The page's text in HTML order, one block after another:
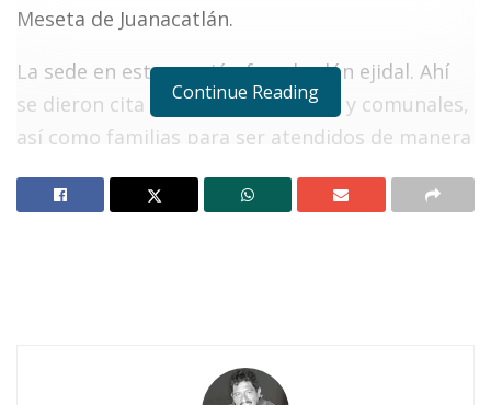
Meseta de Juanacatlán.
La sede en esta ocasión fue el salón ejidal. Ahí
se dieron cita autoridades ejidales y comunales,
así como familias para ser atendidos de manera
Continue Reading